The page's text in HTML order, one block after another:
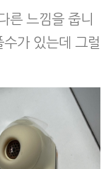
른 느낌을 줍니
가 있는데 그럴